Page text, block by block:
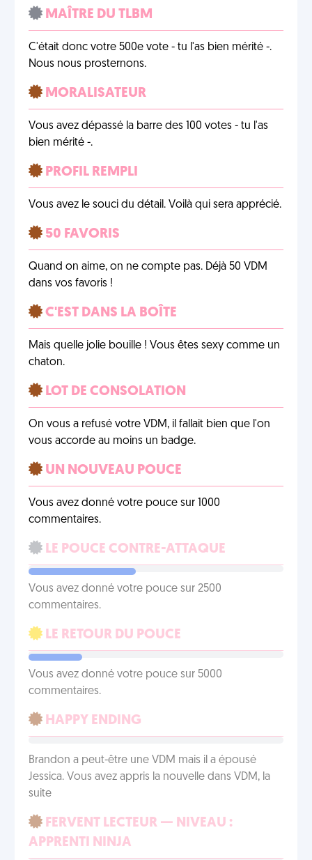
MAÎTRE DU TLBM
C'était donc votre 500e vote - tu l'as bien mérité -.
Nous nous prosternons.
MORALISATEUR
Vous avez dépassé la barre des 100 votes - tu l'as
bien mérité -.
PROFIL REMPLI
Vous avez le souci du détail. Voilà qui sera apprécié.
50 FAVORIS
Quand on aime, on ne compte pas. Déjà 50 VDM
dans vos favoris !
C'EST DANS LA BOÎTE
Mais quelle jolie bouille ! Vous êtes sexy comme un
chaton.
LOT DE CONSOLATION
On vous a refusé votre VDM, il fallait bien que l'on
vous accorde au moins un badge.
UN NOUVEAU POUCE
Vous avez donné votre pouce sur 1000
commentaires.
LE POUCE CONTRE-ATTAQUE
Vous avez donné votre pouce sur 2500
commentaires.
LE RETOUR DU POUCE
Vous avez donné votre pouce sur 5000
commentaires.
HAPPY ENDING
Brandon a peut-être une VDM mais il a épousé
Jessica. Vous avez appris la nouvelle dans VDM, la
suite
FERVENT LECTEUR — NIVEAU :
APPRENTI NINJA